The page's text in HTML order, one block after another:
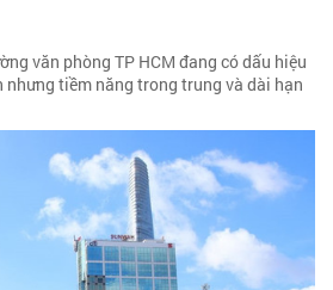
văn phòng TP HCM đang có dấu hiệu
tiềm năng trong trung và dài hạn